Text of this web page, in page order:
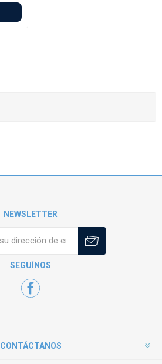
NEWSLETTER
SEGUÍNOS
CONTÁCTANOS